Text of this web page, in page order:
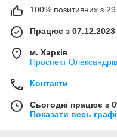
100% позитивних з 29
Працює з 07.12.2023
м. Харків
Проспект
Контакти
Сьогодні працює з
Показати весь